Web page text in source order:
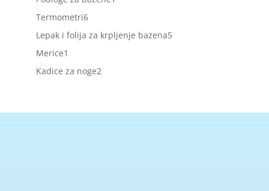
Termometri66
proizvoda
Lepak i folija za krpljenje bazena55
Merice1
proizvod
Kadice za noge22